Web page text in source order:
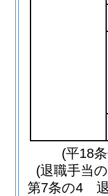
(平18
(退職手当
第7条の4